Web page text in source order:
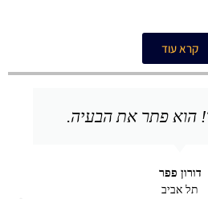
קרא עוד
הוא פתר את הבעיה.
דורון פפר
תל אביב